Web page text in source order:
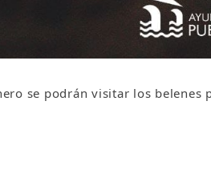
se podrán visitar los belenes